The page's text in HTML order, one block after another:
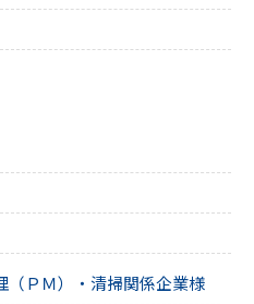
（ＰＭ）・清掃関係企業様